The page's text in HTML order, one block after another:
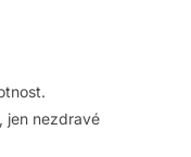
jen nezdravé